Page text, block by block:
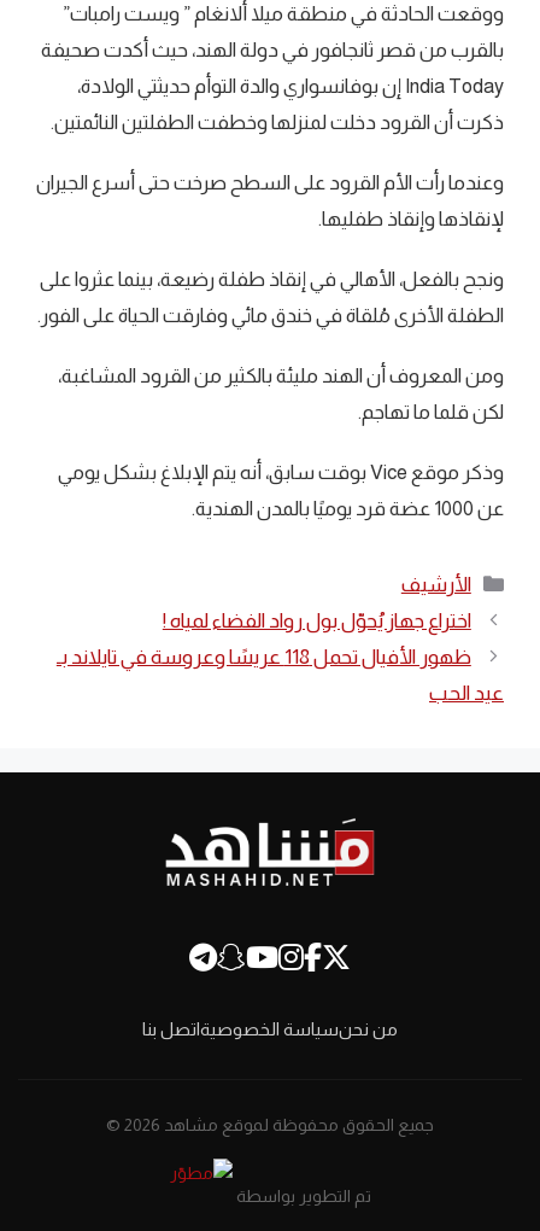
ووقعت الحادثة في منطقة ميلا ألانغام ” ويست رامبات”
بالقرب من قصر ثانجافور في دولة الهند، حيث أكدت صحيفة
India Today إن بوفانسواري والدة التوأم حديثتي الولادة،
ذكرت أن القرود دخلت لمنزلها وخطفت الطفلتين النائمتين.
وعندما رأت الأم القرود على السطح صرخت حتى أسرع الجيران
لإنقاذها وإنقاذ طفليها.
ونجح بالفعل، الأهالي في إنقاذ طفلة رضيعة، بينما عثروا على
الطفلة الأخرى مُلقاة في خندق مائي وفارقت الحياة على الفور.
ومن المعروف أن الهند مليئة بالكثير من القرود المشاغبة،
لكن قلما ما تهاجم.
وذكر موقع Vice بوقت سابق، أنه يتم الإبلاغ بشكل يومي
عن 1000 عضة قرد يوميًا بالمدن الهندية.
التصنيفات
الأرشيف
اختراع جهاز يُحوّل بول رواد الفضاء لمياه !
ظهور الأفيال تحمل 118 عريسًا وعروسة في تايلاند بـ
عيد الحب
من نحنسياسة الخصوصيةاتصل بنا
جميع الحقوق محفوظة لموقع مشاهد 2026 ©
تم التطوير بواسطة